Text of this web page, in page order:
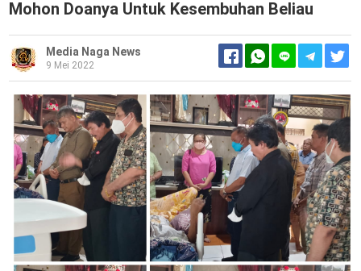
Mohon Doanya Untuk Kesembuhan Beliau
Media Naga News
9 Mei 2022